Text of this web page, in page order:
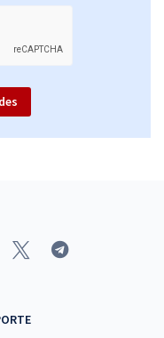
de Tecnologia da
(-20%)
em Gestão de
Subatividade: Psicologia